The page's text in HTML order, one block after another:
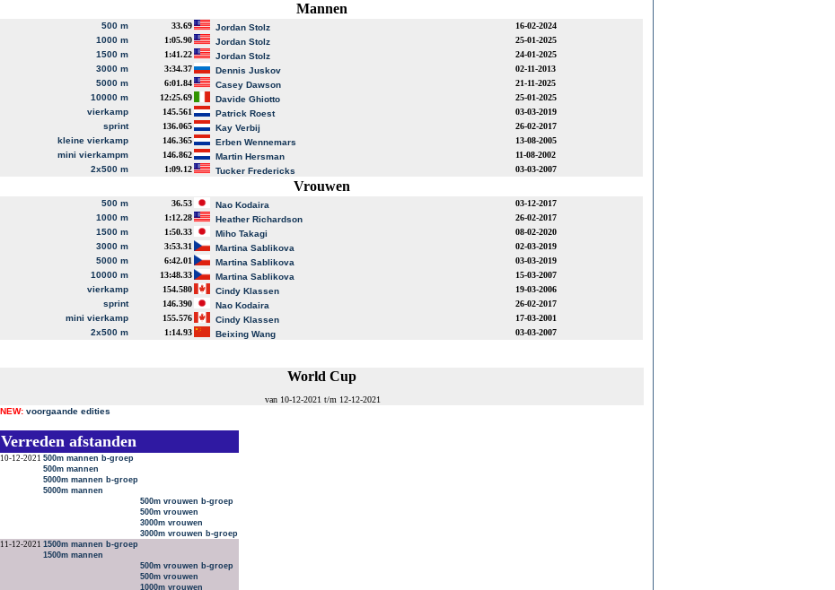
Mannen
500 m 33.69 Jordan Stolz
16-02-2024
1000 m
1:05.90 Jordan Stolz
25-01-2025
1500 m
1:41.22 Jordan Stolz
24-01-2025
3000 m
3:34.37 Dennis Juskov
02-11-2013
5000 m
6:01.84 Casey Dawson
21-11-2025
10000 m
12:25.69 Davide Ghiotto
25-01-2025
vierkamp
145.561 Patrick Roest
03-03-2019
sprint
136.065 Kay Verbij
26-02-2017
kleine vierkamp
146.365 Erben Wennemars
13-08-2005
mini vierkampm
146.862 Martin Hersman
11-08-2002
2x500 m
1:09.12 Tucker Fredericks 03-03-2007
Vrouwen
500 m 36.53 Nao Kodaira
03-12-2017
1000 m
1:12.28 Heather Richardson
26-02-2017
1500 m
1:50.33 Miho Takagi
08-02-2020
3000 m
3:53.31 Martina Sablikova
02-03-2019
5000 m
6:42.01 Martina Sablikova
03-03-2019
10000 m
13:48.33 Martina Sablikova
15-03-2007
vierkamp
154.580 Cindy Klassen
19-03-2006
sprint
146.390 Nao Kodaira
26-02-2017
mini vierkamp
155.576 Cindy Klassen
17-03-2001
2x500 m
1:14.93 Beixing Wang 03-03-2007
World Cup
van 10-12-2021 t/m 12-12-2021
NEW: voorgaande edities
Verreden afstanden
10-12-2021 500m mannen b-groep
500m mannen
5000m mannen b-groep
5000m mannen
500m vrouwen b-groep
500m vrouwen
3000m vrouwen
3000m vrouwen b-groep
11-12-2021 1500m mannen b-groep
1500m mannen
500m vrouwen b-groep
500m vrouwen
1000m vrouwen